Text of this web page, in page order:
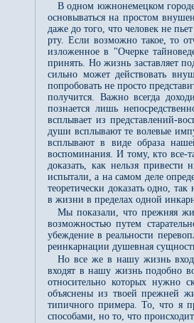
В одном южнонемецком
основываться на простом
даже до того, что человек не
рту. Если возможно такое, то
изложенное в "Очерке
принять. Но жизнь заставляет
сильно может действовать
попробовать не просто
получится. Важно всегда
познается лишь
всплывает из представлений-
души всплывают те волевые
всплывают в виде образа
воспоминания. И тому, кто все-
доказать, как нельзя
испытали, а на самом деле
теоретически доказать одно,
в жизни в пределах одной
Мы показали, что прежняя
возможностью путем
убеждение в реальности
реинкарнации душевная
Но все же в нашу жизнь
входят в нашу жизнь подобно
относительно которых нужно
объяснены из твоей прежней
типичного примера. То, что я
способами, но то, что